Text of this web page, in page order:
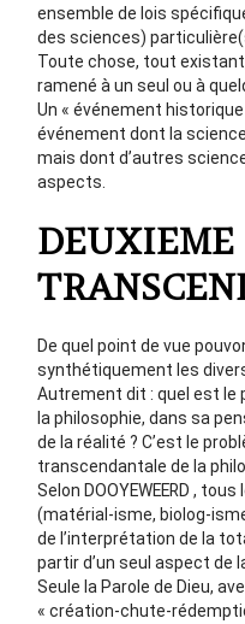
ensemble de lois
des sciences)
Toute chose, tout
ramené à un seul ou à
Un « événement
événement dont la
mais dont d’autres
aspects.
DEUXIEME
De quel point de vue
synthétiquement les
Autrement dit : quel est le
la philosophie, dans sa
de la réalité ? C’est le
transcendantale de la
Selon DOOYEWEERD ,
(matérial-isme, biolog-
de l’interprétation de la
partir d’un seul aspect de
Seule la Parole de Dieu,
« création-chute-